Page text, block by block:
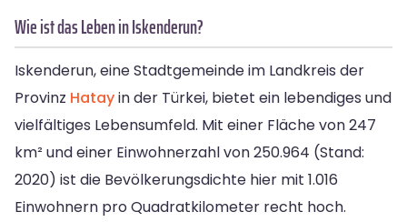
Wie ist das Leben in Iskenderun?
Iskenderun, eine Stadtgemeinde im Landkreis der
Provinz Hatayin der Türkei, bietet ein lebendiges und
vielfältiges Lebensumfeld. Mit einer Fläche von 247
km² und einer Einwohnerzahl von 250.964 (Stand:
2020) ist die Bevölkerungsdichte hier mit 1.016
Einwohnern pro Quadratkilometer recht hoch.